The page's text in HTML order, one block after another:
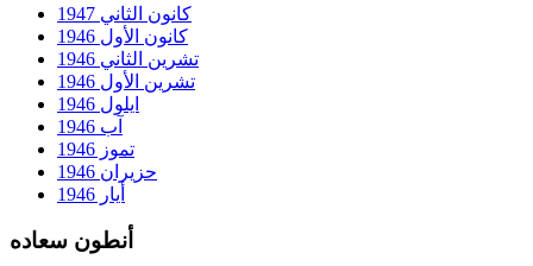
كانون الثاني 1947
كانون الأول 1946
تشرين الثاني 1946
تشرين الأول 1946
ايلول 1946
آب 1946
تموز 1946
حزيران 1946
أيار 1946
أنطون سعاده